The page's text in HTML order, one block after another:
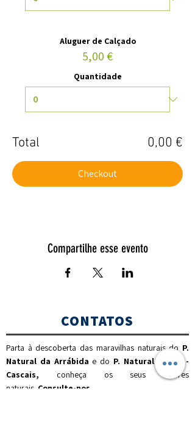
Aluguer de Calçado
5,00 €
Quantidade
Total 0,00 €
Checkout
Compartilhe esse evento
CONTATOS
Parta à descoberta das maravilhas naturais do P.
Natural da Arrábida e do P. Natural Sintra -
Cascais, conheça os seus valores
naturais. Consulte-nos